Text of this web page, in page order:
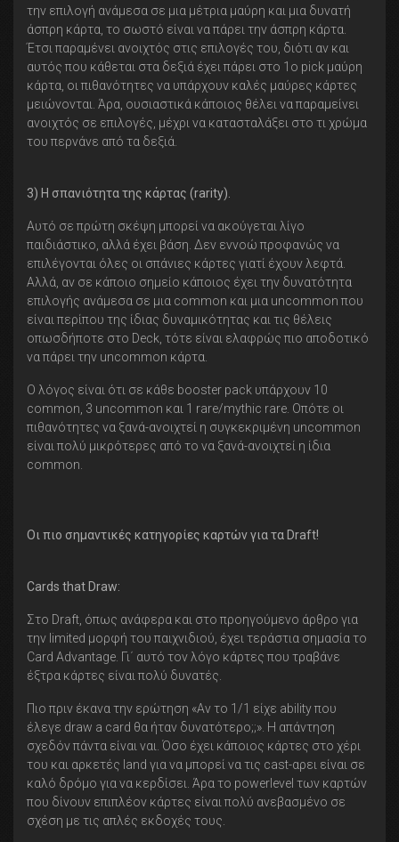
την επιλογή ανάμεσα σε μια μέτρια μαύρη και μια δυνατή
άσπρη κάρτα, το σωστό είναι να πάρει την άσπρη κάρτα.
Έτσι παραμένει ανοιχτός στις επιλογές του, διότι αν και
αυτός που κάθεται στα δεξιά έχει πάρει στο 1ο pick μαύρη
κάρτα, οι πιθανότητες να υπάρχουν καλές μαύρες κάρτες
μειώνονται. Άρα, ουσιαστικά κάποιος θέλει να παραμείνει
ανοιχτός σε επιλογές, μέχρι να κατασταλάξει στο τι χρώμα
του περνάνε από τα δεξιά.
3) Η σπανιότητα της κάρτας (rarity).
Αυτό σε πρώτη σκέψη μπορεί να ακούγεται λίγο
παιδιάστικο, αλλά έχει βάση. Δεν εννοώ προφανώς να
επιλέγονται όλες οι σπάνιες κάρτες γιατί έχουν λεφτά.
Αλλά, αν σε κάποιο σημείο κάποιος έχει την δυνατότητα
επιλογής ανάμεσα σε μια common και μια uncommon που
είναι περίπου της ίδιας δυναμικότητας και τις θέλεις
οπωσδήποτε στο Deck, τότε είναι ελαφρώς πιο αποδοτικό
να πάρει την uncommon κάρτα.
Ο λόγος είναι ότι σε κάθε booster pack υπάρχουν 10
common, 3 uncommon και 1 rare/mythic rare. Οπότε οι
πιθανότητες να ξανά-ανοιχτεί η συγκεκριμένη uncommon
είναι πολύ μικρότερες από το να ξανά-ανοιχτεί η ίδια
common.
Οι πιο σημαντικές κατηγορίες καρτών για τα Draft!
Cards that Draw:
Στο Draft, όπως ανάφερα και στο προηγούμενο άρθρο για
την limited μορφή του παιχνιδιού, έχει τεράστια σημασία το
Card Advantage. Γι΄ αυτό τον λόγο κάρτες που τραβάνε
έξτρα κάρτες είναι πολύ δυνατές.
Πιο πριν έκανα την ερώτηση «Αν το 1/1 είχε ability που
έλεγε draw a card θα ήταν δυνατότερο;;». Η απάντηση
σχεδόν πάντα είναι ναι. Όσο έχει κάποιος κάρτες στο χέρι
του και αρκετές land για να μπορεί να τις cast-αρει είναι σε
καλό δρόμο για να κερδίσει. Άρα το powerlevel των καρτών
που δίνουν επιπλέον κάρτες είναι πολύ ανεβασμένο σε
σχέση με τις απλές εκδοχές τους.